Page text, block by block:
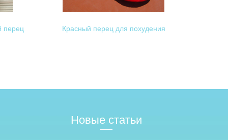
перец Красный перец для похудения
Новые статьи